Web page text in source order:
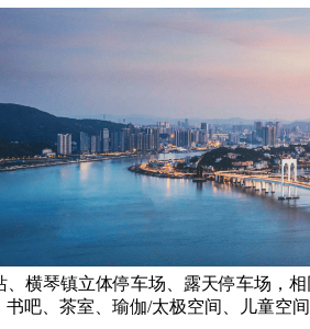
横琴镇立体停车场、露天停车场，
、茶室、瑜伽/太极空间、儿童空